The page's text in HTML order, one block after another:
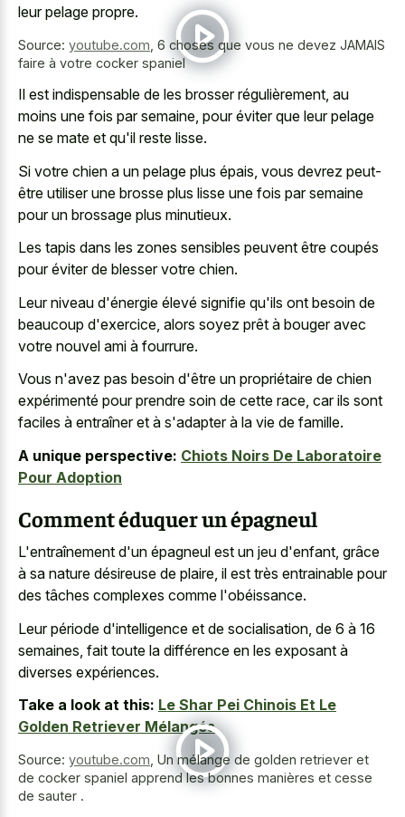
leur pelage propre.
Source: youtube.com 6 choses que vous ne devez JAMAIS
faire à votre cocker spaniel
Il est indispensable de les brosser régulièrement, au
moins une fois par semaine, pour éviter que leur pelage
ne se mate et qu'il reste lisse.
Si votre chien a un pelage plus épais, vous devrez peut-
être utiliser une brosse plus lisse une fois par semaine
pour un brossage plus minutieux.
Les tapis dans les zones sensibles peuvent être coupés
pour éviter de blesser votre chien.
Leur niveau d'énergie élevé signifie qu'ils ont besoin de
beaucoup d'exercice, alors soyez prêt à bouger avec
votre nouvel ami à fourrure.
Vous n'avez pas besoin d'être un propriétaire de chien
expérimenté pour prendre soin de cette race, car ils sont
faciles à entraîner et à s'adapter à la vie de famille.
A unique perspective: Chiots Noirs De Laboratoire
Pour Adoption
Comment éduquer un épagneul
L'entraînement d'un épagneul est un jeu d'enfant, grâce
à sa nature désireuse de plaire, il est très entrainable pour
des tâches complexes comme l'obéissance.
Leur période d'intelligence et de socialisation, de 6 à 16
semaines, fait toute la différence en les exposant à
diverses expériences.
Take a look at this: Le Shar Pei Chinois Et Le
Golden Retriever Mélangés
Source: youtube.com Un mélange de golden retriever et
de cocker spaniel apprend les bonnes manières et cesse
de sauter .